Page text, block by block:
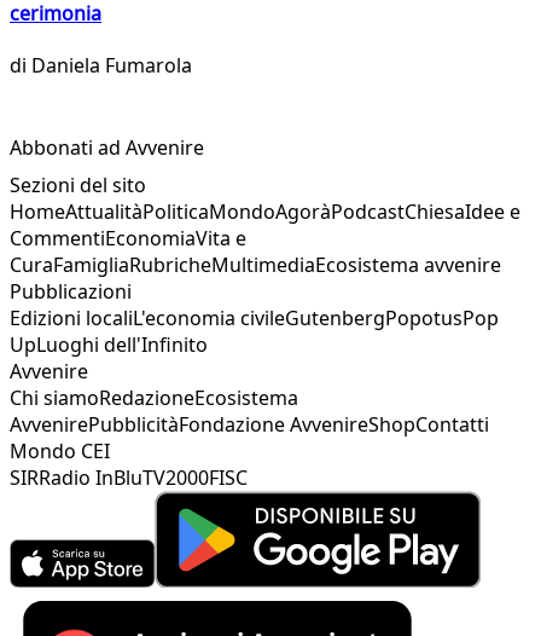
cerimonia
di Daniela Fumarola
Abbonati ad Avvenire
Sezioni del sito
HomeAttualitàPoliticaMondoAgoràPodcastChiesaIdee e
CommentiEconomiaVita e
CuraFamigliaRubricheMultimediaEcosistema avvenire
Pubblicazioni
Edizioni localiL'economia civileGutenbergPopotusPop
UpLuoghi dell'Infinito
Avvenire
Chi siamoRedazioneEcosistema
AvvenirePubblicitàFondazione AvvenireShopContatti
Mondo CEI
SIRRadio InBluTV2000FISC